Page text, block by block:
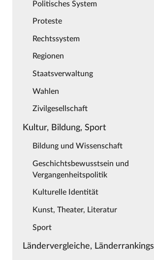
Politisches System
Proteste
Rechtssystem
Regionen
Staatsverwaltung
Wahlen
Zivilgesellschaft
Kultur, Bildung, Sport
Bildung und Wissenschaft
Geschichtsbewusstsein und
Vergangenheitspolitik
Kulturelle Identität
Kunst, Theater, Literatur
Sport
Ländervergleiche, Länderrankings